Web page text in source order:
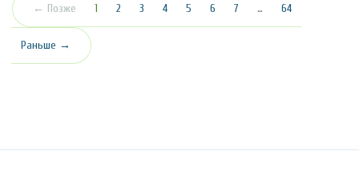
← Позже 1 (текущая)
2 3 4 5 6 7 … 64
Раньше →